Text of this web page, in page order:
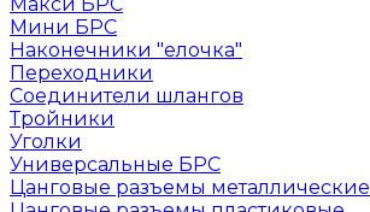
Мини БРС
Наконечники "елочка"
Переходники
Соединители шлангов
Тройники
Уголки
Универсальные БРС
Цанговые разъемы металлические